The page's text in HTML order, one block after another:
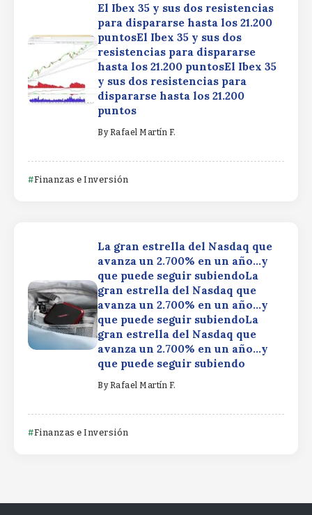
El Ibex 35 y sus dos resistencias
para dispararse hasta los 21.200
puntosEl Ibex 35 y sus dos
resistencias para dispararse
hasta los 21.200 puntosEl Ibex 35
y sus dos resistencias para
dispararse hasta los 21.200
puntos
By Rafael Martín F.
Finanzas e Inversión
La gran estrella del Nasdaq que
avanza un 2.700% en un año…y
que puede seguir subiendoLa
gran estrella del Nasdaq que
avanza un 2.700% en un año…y
que puede seguir subiendoLa
gran estrella del Nasdaq que
avanza un 2.700% en un año…y
que puede seguir subiendo
By Rafael Martín F.
Finanzas e Inversión